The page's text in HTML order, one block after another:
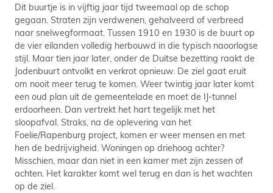
Dit buurtje is in vijftig jaar tijd tweemaal op de schop
gegaan. Straten zijn verdwenen, gehalveerd of verbreed
naar snelwegformaat. Tussen 1910 en 1930 is de buurt op
de vier eilanden volledig herbouwd in die typisch naoorlogse
stijl. Maar tien jaar later, onder de Duitse bezetting raakt de
Jodenbuurt ontvolkt en verkrot opnieuw. De ziel gaat eruit
om nooit meer terug te komen. Weer twintig jaar later komt
een oud plan uit de gemeentelade en moet de IJ-tunnel
erdoorheen. Dan vertrekt het hart tegelijk met het
sloopafval. Straks, na de oplevering van het
Foelie/Rapenburg project, komen er weer mensen en met
hen de bedrijvigheid. Woningen op driehoog achter?
Misschien, maar dan niet in een kamer met zijn zessen of
achten. Het karakter komt wel terug en dan is het wachten
op de ziel.